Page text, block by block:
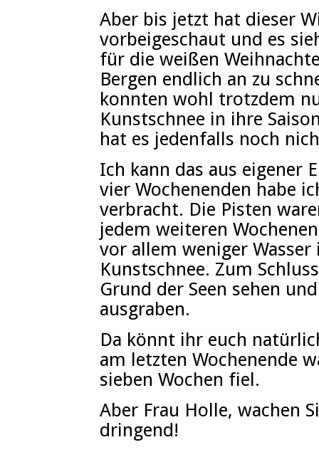
Aber bis jetzt hat dieser
vorbeigeschaut und es
für die weißen
Bergen endlich an zu
konnten wohl trotzdem
Kunstschnee in ihre
hat es jedenfalls noch
Ich kann das aus eigener
vier Wochenenden habe
verbracht. Die Pisten
jedem weiteren
vor allem weniger
Kunstschnee. Zum
Grund der Seen sehen
ausgraben.
Da könnt ihr euch
am letzten Wochenende
sieben Wochen fiel.
Aber Frau Holle, wachen
dringend!